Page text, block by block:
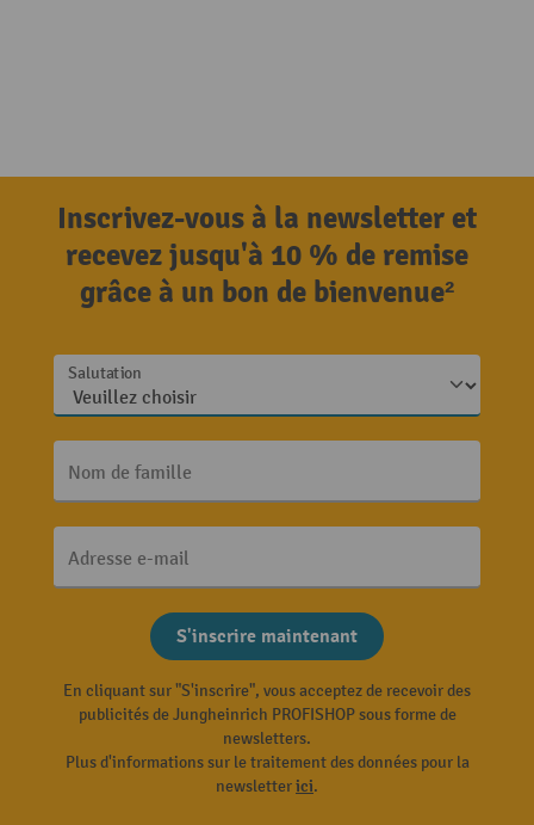
Inscrivez-vous à la newsletter et
recevez jusqu'à 10 % de remise
grâce à un bon de bienvenue²
Salutation
Nom de famille
Adresse e-mail
S'inscrire maintenant
En cliquant sur "S'inscrire", vous acceptez de recevoir des
publicités de Jungheinrich PROFISHOP sous forme de
newsletters.
Plus d'informations sur le traitement des données pour la
newsletterici.